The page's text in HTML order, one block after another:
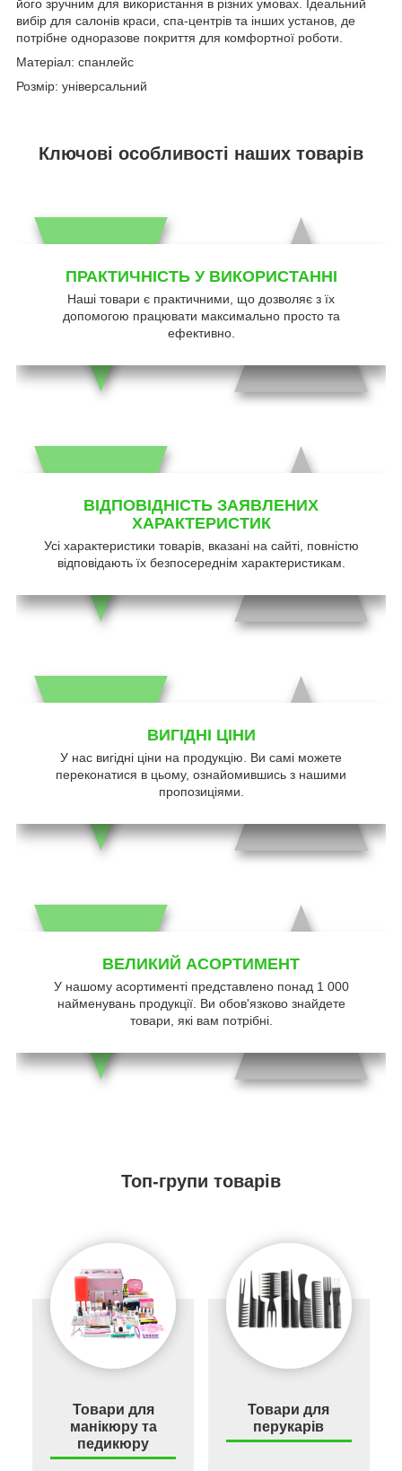
його зручним для використання в різних умовах. Ідеальний
вибір для салонів краси, спа-центрів та інших установ, де
потрібне одноразове покриття для комфортної роботи.
Матеріал: спанлейс
Розмір: універсальний
Ключові особливості наших товарів
ПРАКТИЧНІСТЬ У ВИКОРИСТАННІ
Наші товари є практичними, що дозволяє з їх
допомогою працювати максимально просто та
ефективно.
ВІДПОВІДНІСТЬ ЗАЯВЛЕНИХ
ХАРАКТЕРИСТИК
Усі характеристики товарів, вказані на сайті, повністю
відповідають їх безпосереднім характеристикам.
ВИГІДНІ ЦІНИ
У нас вигідні ціни на продукцію. Ви самі можете
переконатися в цьому, ознайомившись з нашими
пропозиціями.
ВЕЛИКИЙ АСОРТИМЕНТ
У нашому асортименті представлено понад 1 000
найменувань продукції. Ви обов'язково знайдете
товари, які вам потрібні.
Топ-групи товарів
Товари для
манікюру та
педикюру
Товари для
перукарів